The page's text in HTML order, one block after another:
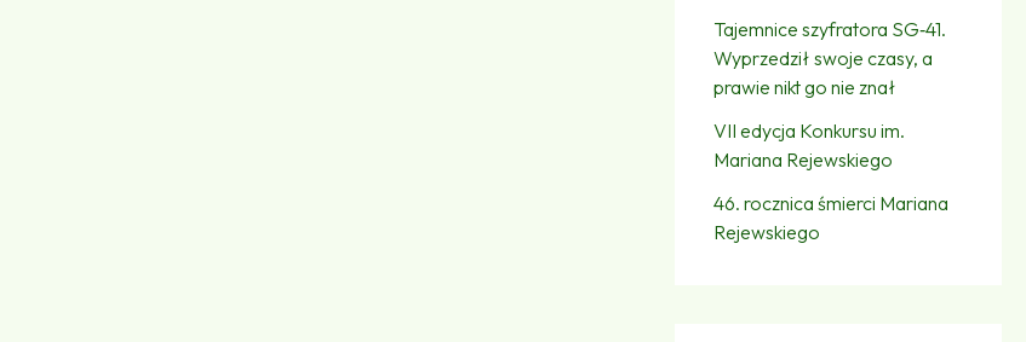
Tajemnice szyfratora SG‑41.
Wyprzedził swoje czasy, a
prawie nikt go nie znał
VII edycja Konkursu im.
Mariana Rejewskiego
46. rocznica śmierci Mariana
Rejewskiego